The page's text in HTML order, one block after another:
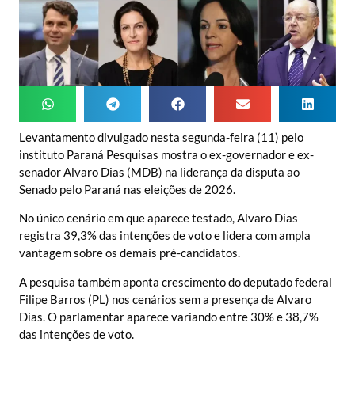
Levantamento divulgado nesta segunda-feira (11) pelo
instituto Paraná Pesquisas mostra o ex-governador e ex-
senador Alvaro Dias (MDB) na liderança da disputa ao
Senado pelo Paraná nas eleições de 2026.
No único cenário em que aparece testado, Alvaro Dias
registra 39,3% das intenções de voto e lidera com ampla
vantagem sobre os demais pré-candidatos.
A pesquisa também aponta crescimento do deputado federal
Filipe Barros (PL) nos cenários sem a presença de Alvaro
Dias. O parlamentar aparece variando entre 30% e 38,7%
das intenções de voto.